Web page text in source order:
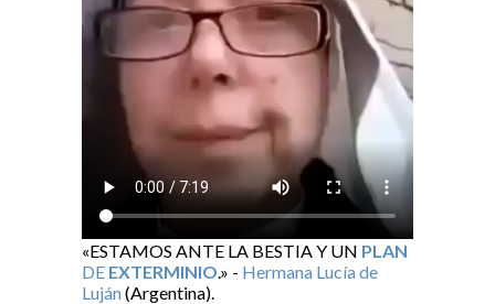
«ESTAMOS ANTE LA BESTIA Y UN PLAN
DE EXTERMINIO .» - Hermana Lucía de
Luján(Argentina).